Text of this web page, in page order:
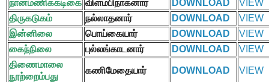
நான்மணிக்கடிகை விளம்பிநாகனார் DOWNLOAD
VIEW
திருகடுகம்
நல்லாதனார் DOWNLOAD
VIEW
இன்னிலை
பொய்கையார் DOWNLOAD
VIEW
கைந்நிலை
புல்லங்காடனார் DOWNLOAD
VIEW
திணைமாலை
நூற்றைம்பது
கணிமேதையார் DOWNLOAD VIEW